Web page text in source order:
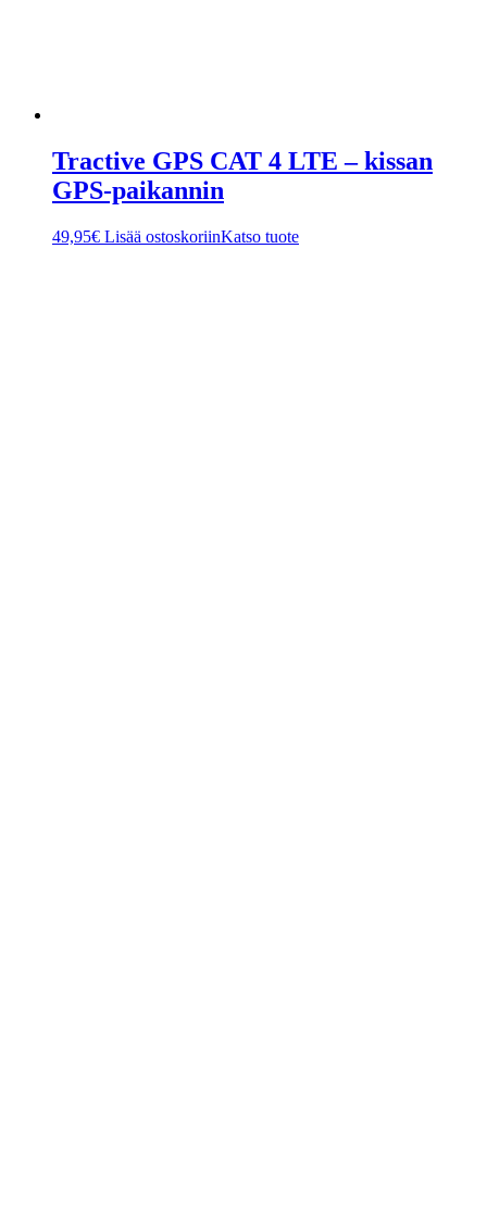
Tractive GPS CAT 4 LTE – kissan
GPS-paikannin
49,95€ Lisää ostoskoriinKatso tuote